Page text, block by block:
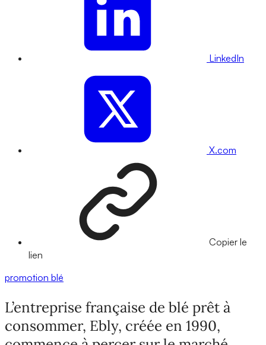
LinkedIn
X.com
Copier le
lien
promotion blé
L’entreprise française de blé prêt à
consommer, Ebly, créée en 1990,